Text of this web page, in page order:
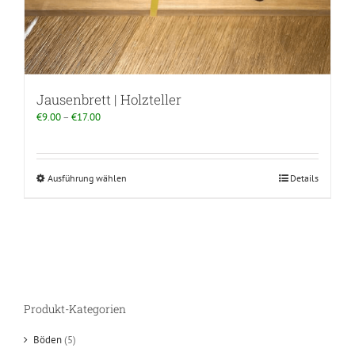
Jausenbrett | Holzteller
€9.00– €17.00
Ausführung wählen Details
Produkt-Kategorien
Böden(5)